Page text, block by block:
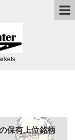
保有上位銘柄